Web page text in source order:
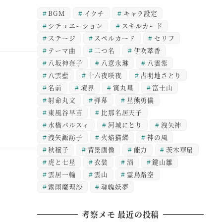
BGM イクチ
キャラ設定
シチュエーション
スキルカード
ステージ
スペルカード
セリフ
テーマ曲
二つ名
伊吹萃香
八坂神奈子
八意永琳
八雲紫
八雲藍
十六夜咲夜
古明地さとり
名前
境界 寅丸星
富士山
射命丸文
弾幕
星熊勇儀
東風谷早苗
比那名居天子
水橋パルスィ
河城にとり
洩矢神
洩矢諏訪子
火焔猫燐
神の風
秋穣子
背景画像 能力
茨木華扇
虎と七星
衣装 酒
鍵山雛
雲居一輪
雲山
霊烏路空
霧雨魔理沙
魂魄妖夢
考察メモ 最近の投稿